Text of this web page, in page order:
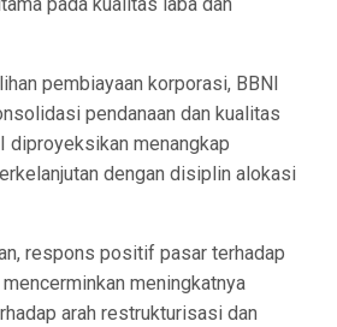
pembiayaan korporasi, BBNI
pendanaan dan kualitas
diproyeksikan menangkap
dengan disiplin alokasi
respons positif pasar terhadap
meningkatnya
arah restrukturisasi dan